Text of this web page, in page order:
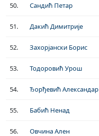
50. Сандић Петар
51. Дакић Димитрије
52. Захорјански Борис
53. Тодоровић Урош
54. Ђорђевић Александар
55. Бабић Ненад
56. Овчина Ален